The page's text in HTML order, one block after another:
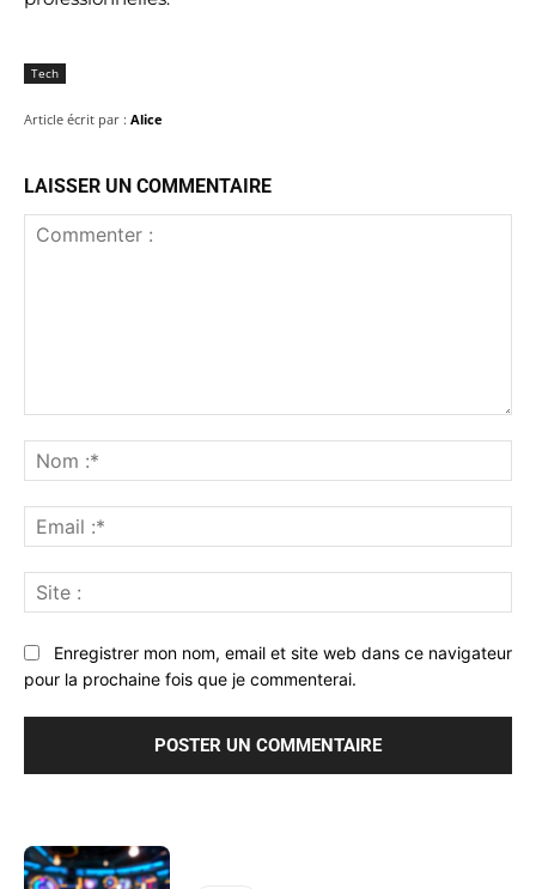
Tech
Article écrit par : Alice
LAISSER UN COMMENTAIRE
:*
:*
:
Enregistrer mon nom, email et site web dans ce navigateur
pour la prochaine fois que je commenterai.